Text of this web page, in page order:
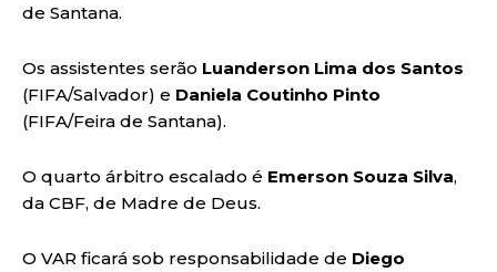
de Santana.
Os assistentes serão Luanderson Lima dos Santos
(FIFA/Salvador) e Daniela Coutinho Pinto
(FIFA/Feira de Santana).
O quarto árbitro escalado é Emerson Souza Silva,
da CBF, de Madre de Deus.
O VAR ficará sob responsabilidade de Diego